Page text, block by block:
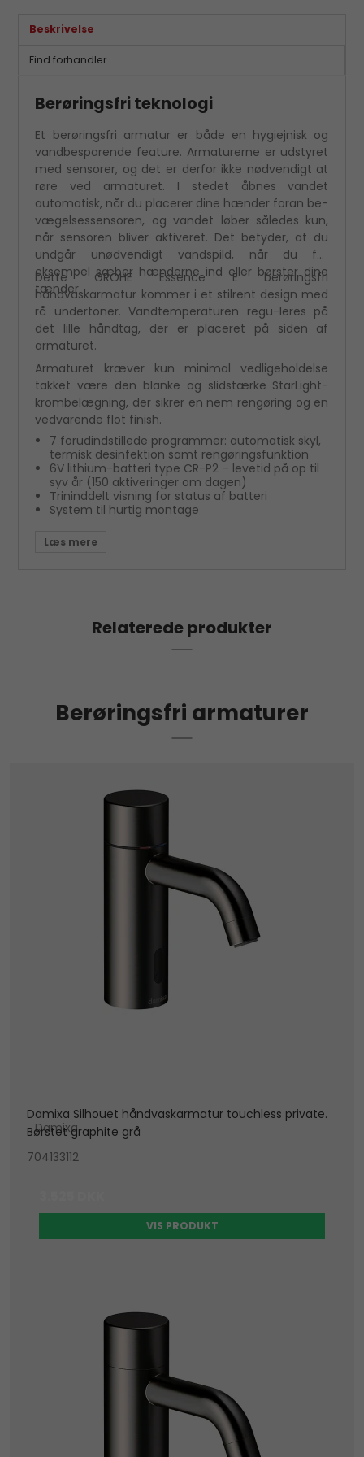
Beskrivelse
Find forhandler
Berøringsfri teknologi
Et berøringsfri armatur er både en hygiejnisk og
vandbesparende feature. Armaturerne er udstyret
med sensorer, og det er derfor ikke nødvendigt at
røre ved armaturet. I stedet åbnes vandet
automatisk, når du placerer dine hænder foran be-
vægelsessensoren, og vandet løber således kun,
når sensoren bliver aktiveret. Det betyder, at du
undgår unødvendigt vandspild, når du for
eksempel sæber hænderne ind eller børster dine
tænder.
Dette GROHE Essence E berøringsfri
håndvaskarmatur kommer i et stilrent design med
rå undertoner. Vandtemperaturen regu-leres på
det lille håndtag, der er placeret på siden af
armaturet.
Armaturet kræver kun minimal vedligeholdelse
takket være den blanke og slidstærke StarLight-
krombelægning, der sikrer en nem rengøring og en
vedvarende flot finish.
7 forudindstillede programmer: automatisk skyl,
termisk desinfektion samt rengøringsfunktion
6V lithium-batteri type CR-P2 – levetid på op til
syv år (150 aktiveringer om dagen)
Trininddelt visning for status af batteri
System til hurtig montage
Relaterede produkter
Berøringsfri armaturer
Damixa Silhouet håndvaskarmatur touchless private.
Børstet graphite grå
Damixa
704133112
VIS PRODUKT